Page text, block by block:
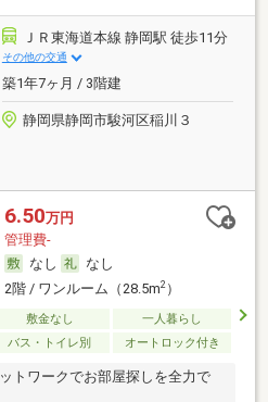
ＪＲ東海道本線 静岡駅 徒歩11分
その他の交通
築1年7ヶ月 / 3階建
静岡県静岡市駿河区稲川３
6.50万円
管理費-
なし
なし
2階 / ワンルーム（28.5m2）
敷金なし
一人暮らし
バス・トイレ別 オートロック付き
トワークでお部屋探しを全力で